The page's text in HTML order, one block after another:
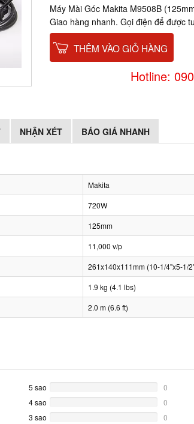
Máy Mài Góc Makita M9508B
Giao hàng nhanh. Gọi điện để được
THÊM VÀO GIỎ HÀNG
Hotline:
NHẬN XÉT BÁO GIÁ NHANH
Makita
720W
125mm
11,000 v/p
261x140x111mm (10-1/4"x5-1/
1.9 kg (4.1 lbs)
2.0 m (6.6 ft)
5 sao
Complete
0
4 sao
Complete
0
3 sao
0